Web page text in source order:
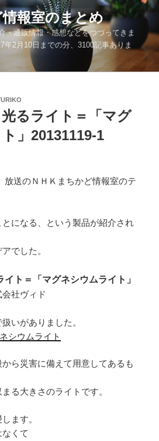
報室のまとめ
・通販情報・感想などをつづってきま
年2月10日までの分、3100記事ありま
るライト＝「マグ
」20131119-1
放送のＮＨＫまちかど情報室のテ
になる、という製品が紹介され
でした。
ト＝「マグネシウムライト」
会社ヴィド
いがありました。
シウムライト
ら災害に備えて用意してあるも
る大きさのライトです。
ます。
くて